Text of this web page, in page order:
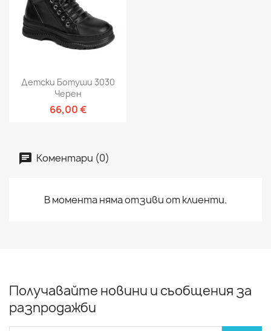
Детски Ботуши 3030
Черен
66,00 €
Коментари (0)
В момента няма отзиви от клиенти.
Получавайте новини и съобщения за
разпродажби